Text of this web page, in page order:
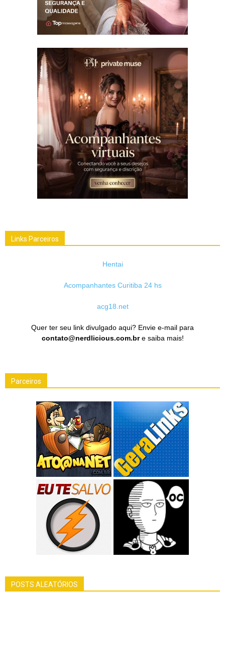
Links Parceiros
Hentai
Acompanhantes Curitiba 24 hs
acg18.net
Quer ter seu link divulgado aqui? Envie e-mail para
contato@nerdlicious.com.bre saiba mais!
Parceiros
POSTS ALEATÓRIOS